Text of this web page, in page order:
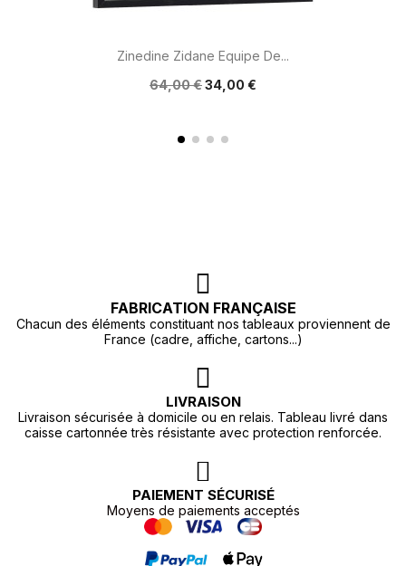
Zinedine Zidane Equipe De...
64,00 €34,00 €
FABRICATION FRANÇAISE
Chacun des éléments constituant nos tableaux proviennent de
France (cadre, affiche, cartons...)
LIVRAISON
Livraison sécurisée à domicile ou en relais. Tableau livré dans
caisse cartonnée très résistante avec protection renforcée.
PAIEMENT SÉCURISÉ
Moyens de paiements acceptés